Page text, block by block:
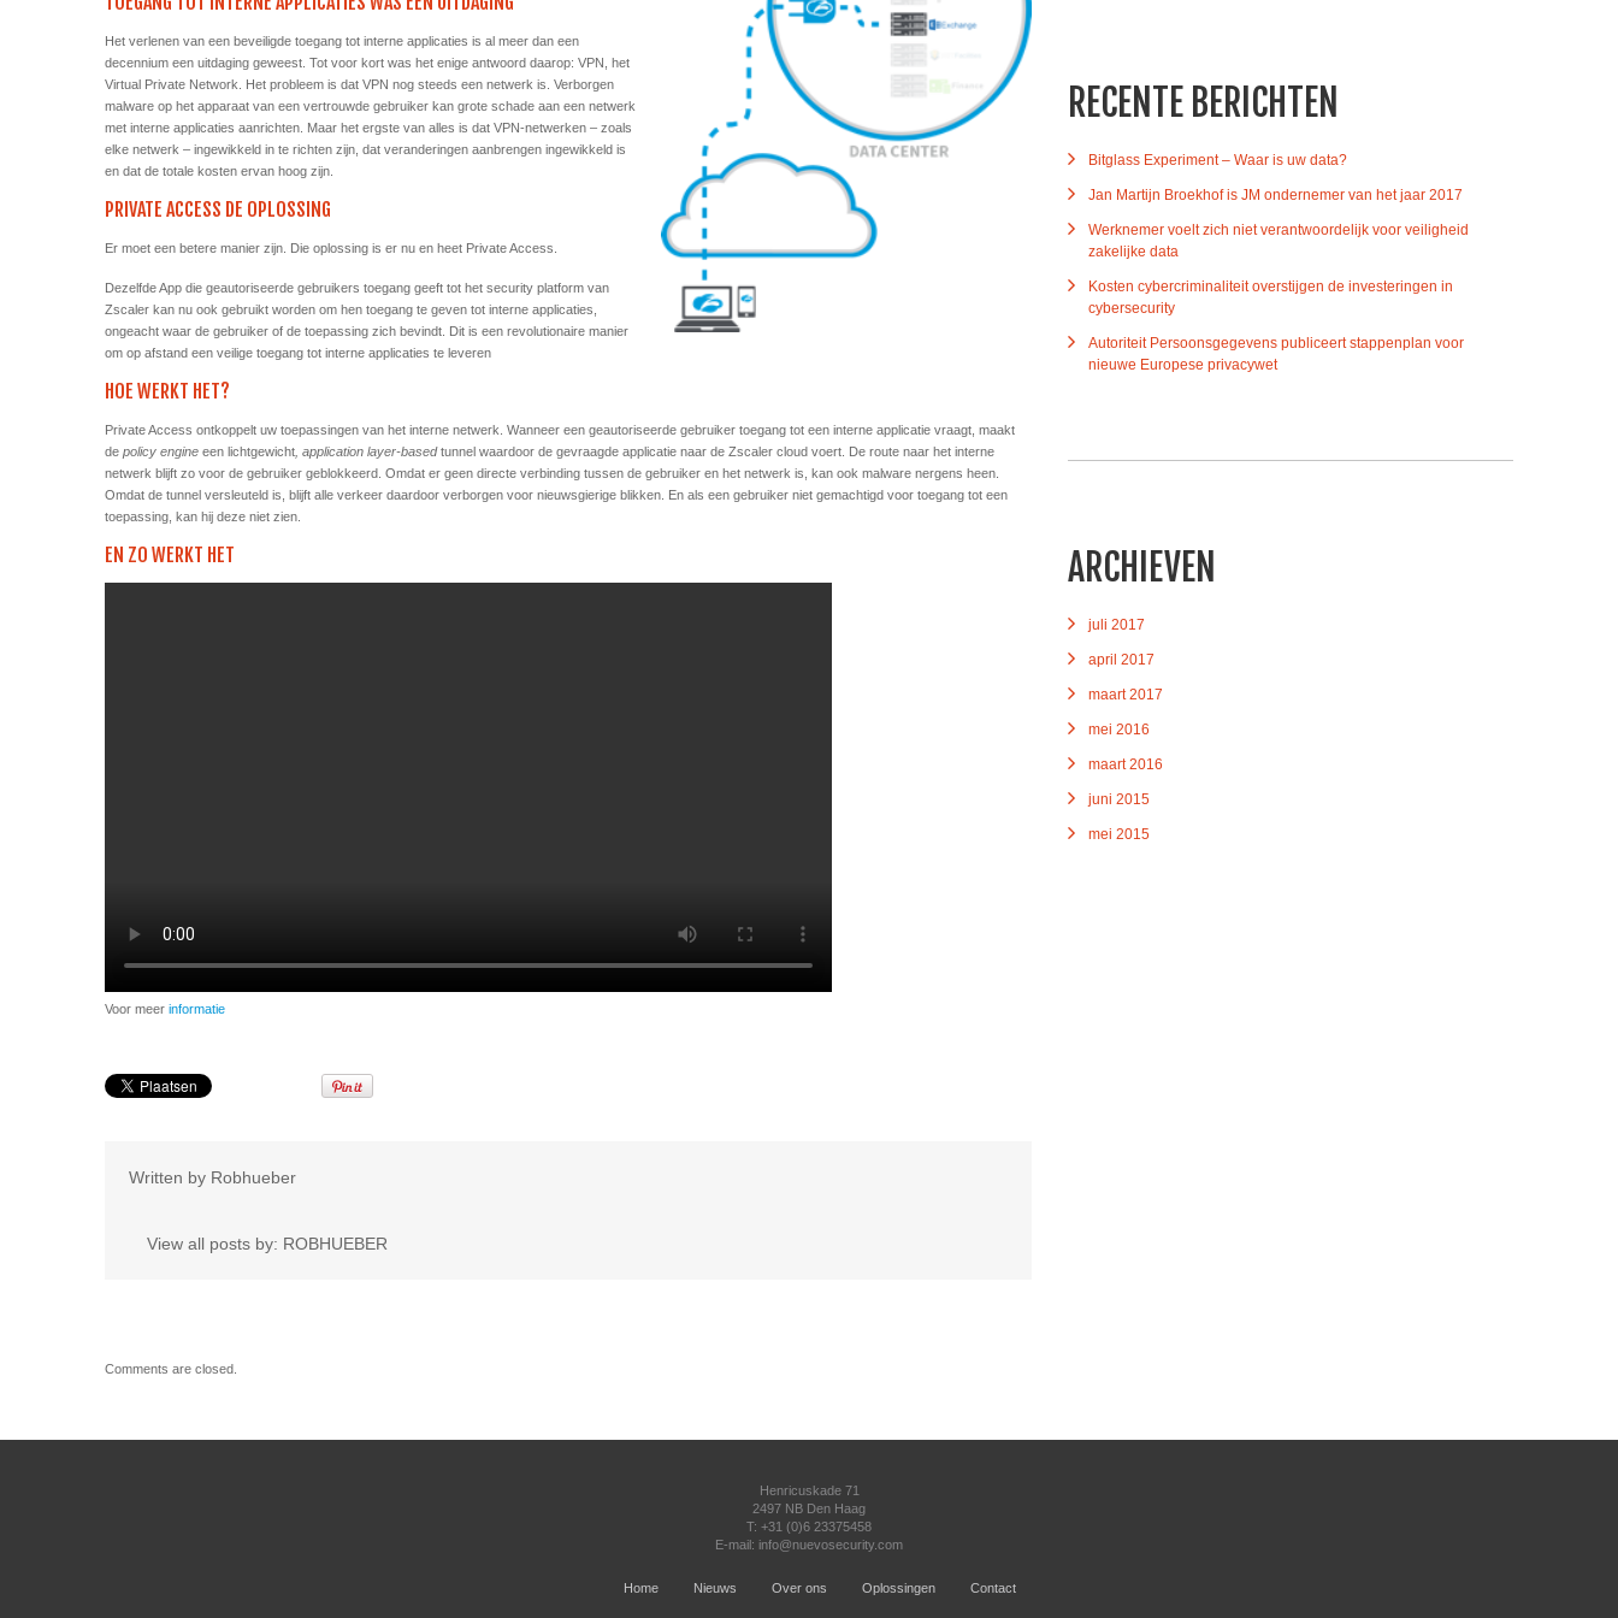
Het verlenen van een beveiligde toegang tot interne applicaties is al meer dan een
decennium een uitdaging geweest. Tot voor kort was het enige antwoord daarop: VPN, het
Virtual Private Network. Het probleem is dat VPN nog steeds een netwerk is. Verborgen
malware op het apparaat van een vertrouwde gebruiker kan grote schade aan een netwerk
met interne applicaties aanrichten. Maar het ergste van alles is dat VPN-netwerken – zoals
elke netwerk – ingewikkeld in te richten zijn, dat veranderingen aanbrengen ingewikkeld is
en dat de totale kosten ervan hoog zijn.
PRIVATE ACCESS DE OPLOSSING
Er moet een betere manier zijn. Die oplossing is er nu en heet Private Access.
Dezelfde App die geautoriseerde gebruikers toegang geeft tot het security platform van
Zscaler kan nu ook gebruikt worden om hen toegang te geven tot interne applicaties,
ongeacht waar de gebruiker of de toepassing zich bevindt. Dit is een revolutionaire manier
om op afstand een veilige toegang tot interne applicaties te leveren
HOE WERKT HET?
Private Access ontkoppelt uw toepassingen van het interne netwerk. Wanneer een geautoriseerde gebruiker toegang tot een interne applicatie vraagt, maakt
de policy engine een lichtgewicht , application layer-basedtunnel waardoor de gevraagde applicatie naar de Zscaler cloud voert. De route naar het interne
netwerk blijft zo voor de gebruiker geblokkeerd. Omdat er geen directe verbinding tussen de gebruiker en het netwerk is, kan ook malware nergens heen.
Omdat de tunnel versleuteld is, blijft alle verkeer daardoor verborgen voor nieuwsgierige blikken. En als een gebruiker niet gemachtigd voor toegang tot een
toepassing, kan hij deze niet zien.
EN ZO WERKT HET
Voor meer informatie
Written by Robhueber
View all posts by: ROBHUEBER
Comments are closed.
RECENTE BERICHTEN
Bitglass Experiment – Waar is uw data?
Jan Martijn Broekhof is JM ondernemer van het jaar 2017
Werknemer voelt zich niet verantwoordelijk voor veiligheid
zakelijke data
Kosten cybercriminaliteit overstijgen de investeringen in
cybersecurity
Autoriteit Persoonsgegevens publiceert stappenplan voor
nieuwe Europese privacywet
ARCHIEVEN
juli 2017
april 2017
maart 2017
mei 2016
maart 2016
juni 2015
mei 2015
Henricuskade 71
2497 NB Den Haag
T: +31 (0)6 23375458
E-mail: info@nuevosecurity.com
Home Nieuws Over ons Oplossingen Contact